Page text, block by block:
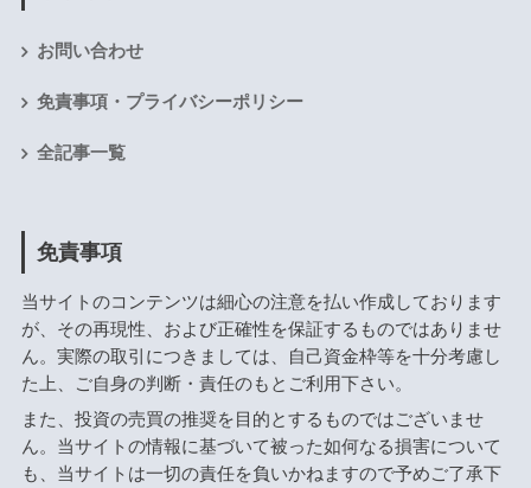
お問い合わせ
免責事項・プライバシーポリシー
全記事一覧
免責事項
当サイトのコンテンツは細心の注意を払い作成しております
が、その再現性、および正確性を保証するものではありませ
ん。実際の取引につきましては、自己資金枠等を十分考慮し
た上、ご自身の判断・責任のもとご利用下さい。
また、投資の売買の推奨を目的とするものではございませ
ん。当サイトの情報に基づいて被った如何なる損害について
も、当サイトは一切の責任を負いかねますので予めご了承下